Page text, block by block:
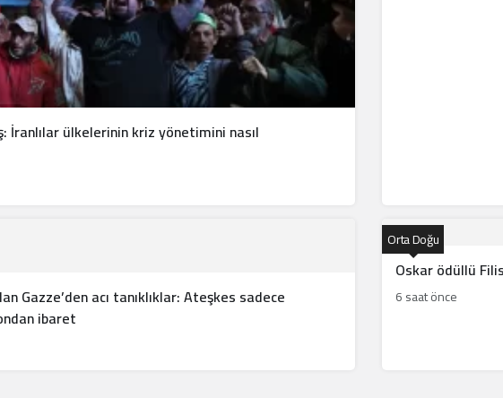
İranlılar ülkelerinin kriz yönetimini nasıl
Gazze’den acı tanıklıklar: Ateşkes sadece
ibaret
Oskar ödüllü
Orta Doğu
6 saat önce